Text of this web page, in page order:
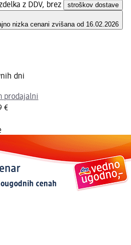
z DDV, brez stroškov dostave
nizka cenani zvišana od 16.02.2026
dni
prodajalni
€
cenah